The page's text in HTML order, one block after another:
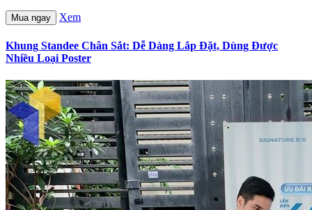
Mua ngay Xem
Khung Standee Chân Sắt: Dễ Dàng Lắp Đặt, Dùng Được
Nhiều Loại Poster